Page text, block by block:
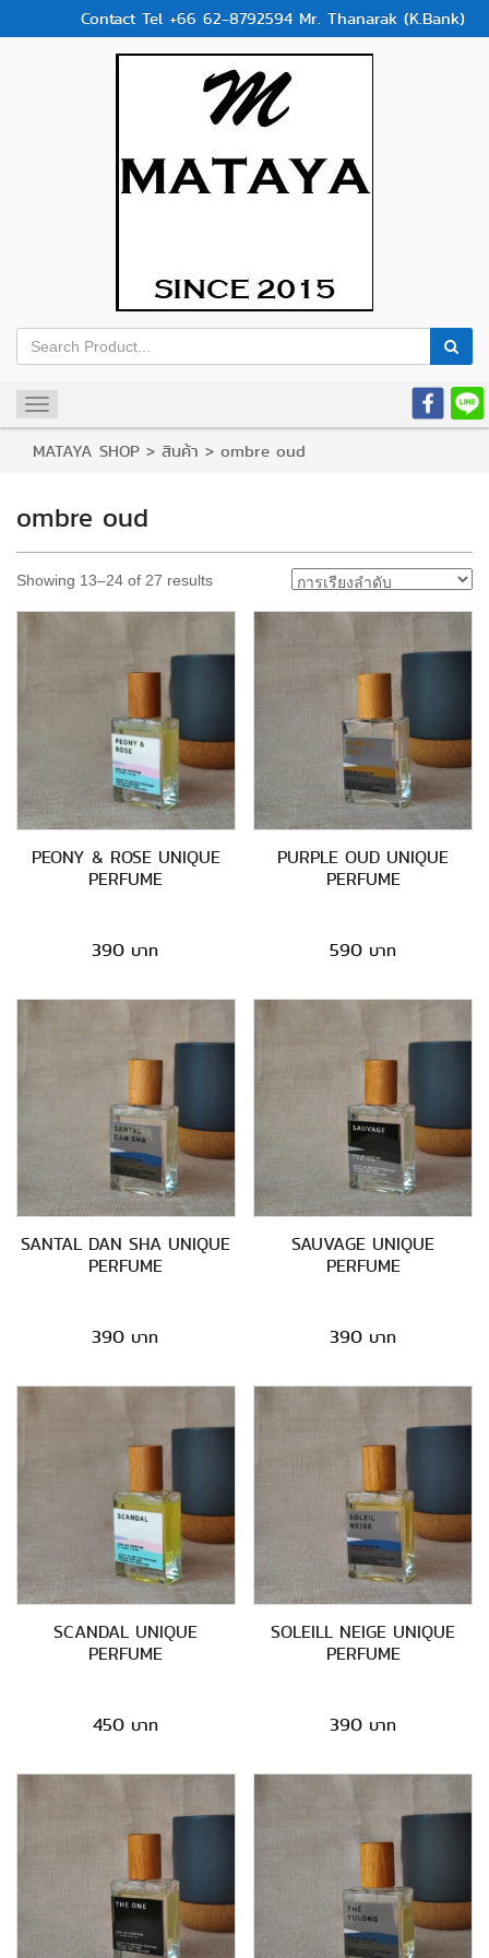
Contact Tel +66 62-8792594 Mr. Thanarak (K.Bank)
Toggle
navigation
MATAYA SHOP > สินค้า > ombre oud
ombre oud
Showing 13–24 of 27 results
PEONY & ROSE UNIQUE
PERFUME
390
PURPLE OUD UNIQUE
PERFUME
590
SANTAL DAN SHA UNIQUE
PERFUME
390
SAUVAGE UNIQUE
PERFUME
390
SCANDAL UNIQUE
PERFUME
450
SOLEILL NEIGE UNIQUE
PERFUME
390